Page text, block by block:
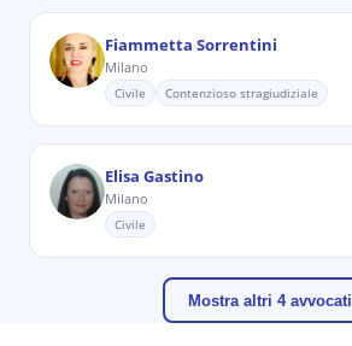
Fiammetta Sorrentini
Milano
Civile Contenzioso stragiudiziale
Elisa Gastino
Milano
Civile
Mostra altri 4 avvocati